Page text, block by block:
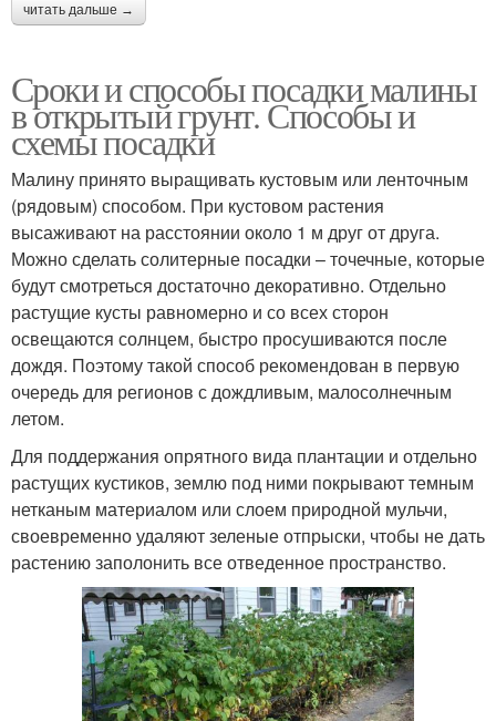
читать дальше →
Сроки и способы посадки малины
в открытый грунт. Способы и
схемы посадки
Малину принято выращивать кустовым или ленточным
(рядовым) способом. При кустовом растения
высаживают на расстоянии около 1 м друг от друга.
Можно сделать солитерные посадки – точечные, которые
будут смотреться достаточно декоративно. Отдельно
растущие кусты равномерно и со всех сторон
освещаются солнцем, быстро просушиваются после
дождя. Поэтому такой способ рекомендован в первую
очередь для регионов с дождливым, малосолнечным
летом.
Для поддержания опрятного вида плантации и отдельно
растущих кустиков, землю под ними покрывают темным
нетканым материалом или слоем природной мульчи,
своевременно удаляют зеленые отпрыски, чтобы не дать
растению заполонить все отведенное пространство.